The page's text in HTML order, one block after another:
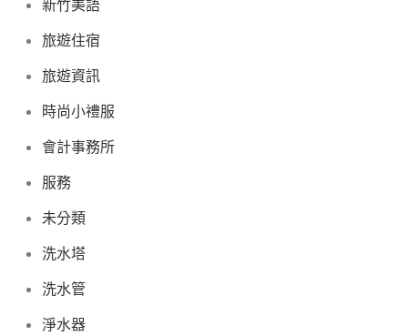
新竹美語
旅遊住宿
旅遊資訊
時尚小禮服
會計事務所
服務
未分類
洗水塔
洗水管
淨水器